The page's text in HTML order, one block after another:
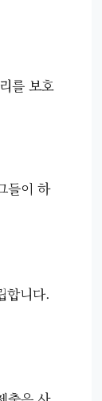
를 보호
들이 하
합니다.